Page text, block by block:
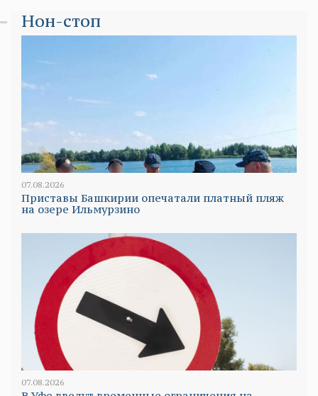
Нон-стоп
07.08.2026
Приставы Башкирии опечатали платный пляж
на озере Ильмурзино
07.08.2026